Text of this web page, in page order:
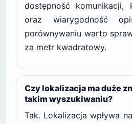
dostępność komunikacji,
oraz wiarygodność
porównywaniu warto
za metr kwadratowy.
Czy lokalizacja ma duże
takim wyszukiwaniu?
Tak. Lokalizacja wpływa